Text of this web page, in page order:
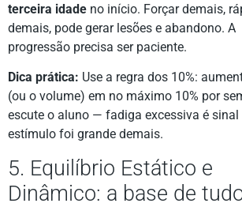
terceira idade no início. Forçar demais,
demais, pode gerar lesões e abandono. A
progressão precisa ser paciente.
Dica prática: Use a regra dos 10%:
(ou o volume) em no máximo 10% por
escute o aluno — fadiga excessiva é sinal
estímulo foi grande demais.
5. Equilíbrio Estático e
Dinâmico: a base de